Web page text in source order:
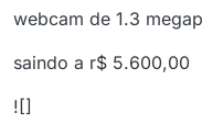
webcam de 1.3
saindo a r$ 5.600,00
![]